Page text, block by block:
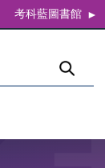
考科藍圖書館